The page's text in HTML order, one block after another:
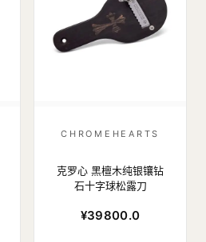
CHROMEHEARTS
克罗心 黑檀木纯银镶钻
石十字球松露刀
¥39800.0